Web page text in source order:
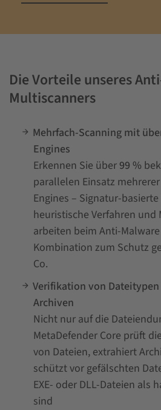
Die Vorteile unseres
Multiscanners
Mehrfach-Scanning mit
Engines
Erkennen Sie über 99 %
parallelen Einsatz
Engines – Signatur-
heuristische Verfahren und
arbeiten beim Anti-
Kombination zum Schutz
Co.
Verifikation von
Archiven
Nicht nur auf die
MetaDefender Core prüft
von Dateien, extrahiert
schützt vor gefälschten
EXE- oder DLL-Dateien als
sind